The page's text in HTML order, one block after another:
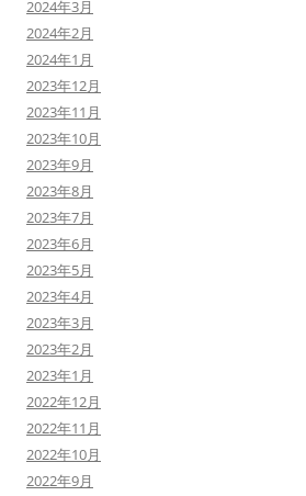
2024年3月
2024年2月
2024年1月
2023年12月
2023年11月
2023年10月
2023年9月
2023年8月
2023年7月
2023年6月
2023年5月
2023年4月
2023年3月
2023年2月
2023年1月
2022年12月
2022年11月
2022年10月
2022年9月